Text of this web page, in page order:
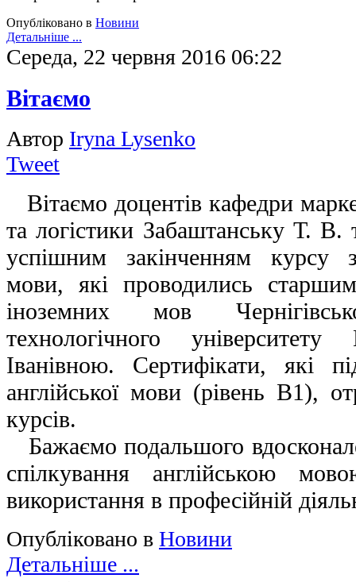
Опубліковано в Новини
Детальніше ...
Середа, 22 червня 2016 06:22
Вітаємо
Автор Iryna Lysenko
Tweet
Вітаємо доцентів кафедри
та логістики Забаштанську Т.
успішним закінченням курсу
мови, які проводились
іноземних мов
технологічного
Іванівною. Сертифікати, які
англійської мови (рівень В1),
курсів.
Бажаємо подальшого
спілкування англійською
використання в професійній
Опубліковано в Новини
Детальніше ...